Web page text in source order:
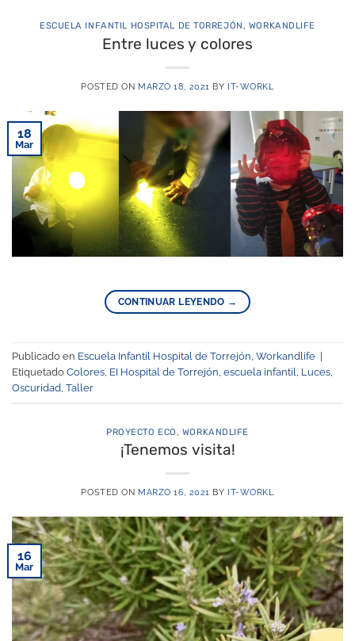
ESCUELA INFANTIL HOSPITAL DE TORREJÓN, WORKANDLIFE
Entre luces y colores
POSTED ON MARZO 18, 2021 BY IT-WORKL
18
Mar
CONTINUAR LEYENDO →
Publicado en Escuela Infantil Hospital de Torrejón Workandlife
Etiquetado Colores EI Hospital de Torrejón escuela infantil Luces
Oscuridad Taller
PROYECTO ECO , WORKANDLIFE
¡Tenemos visita!
POSTED ON MARZO 16, 2021 BY IT-WORKL
16
Mar